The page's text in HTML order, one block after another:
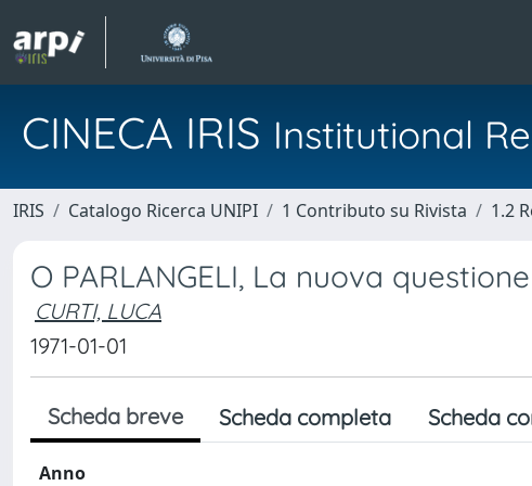
CINECA IRIS Institutional
IRIS Catalogo Ricerca UNIPI 1 Contributo su Rivista 1.2
O PARLANGELI, La nuova
CURTI, LUCA
1971-01-01
Scheda breve Scheda completa Scheda
Anno